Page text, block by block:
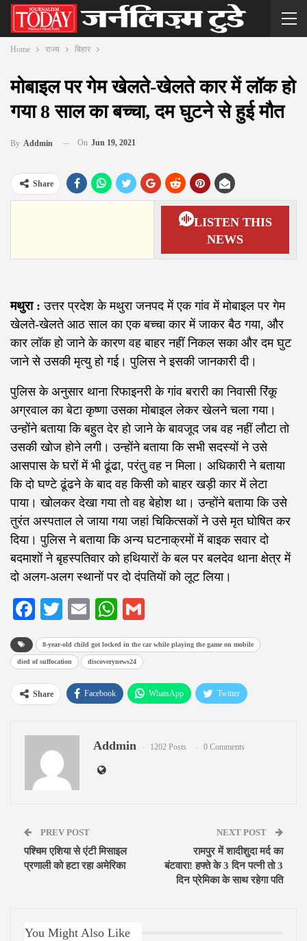
Home राज्य बिहार
मोबाइल पर गेम खेलते-खेलते कार में लॉक हो
गया 8 साल का बच्चा, दम घुटने से हुई मौत
By Addmin On Jun 19, 2021
Share
LISTEN THIS
NEWS
मथुरा : उत्तर प्रदेश के मथुरा जनपद में एक गांव में मोबाइल पर गेम
खेलते-खेलते आठ साल का एक बच्चा कार में जाकर बैठ गया, और
कार लॉक हो जाने के कारण वह बाहर नहीं निकल सका और दम घुट
जाने से उसकी मृत्यु हो गई। पुलिस ने इसकी जानकारी दी।
पुलिस के अनुसार थाना रिफाइनरी के गांव बरारी का निवासी रिंकू
अग्रवाल का बेटा कृष्णा उसका मोबाइल लेकर खेलने चला गया।
उन्होंने बताया कि बहुत देर हो जाने के बावजूद जब वह नहीं लौटा तो
उसकी खोज होने लगी। उन्होंने बताया कि सभी सदस्यों ने उसे
आसपास के घरों में भी ढूंढा, परंतु वह न मिला। अधिकारी ने बताया
कि दो घण्टे ढूंढने के बाद वह किसी को बाहर खड़ी कार में लेटा
पाया। खोलकर देखा गया तो वह बेहोश था। उन्होंने बताया कि उसे
तुरंत अस्पताल ले जाया गया जहां चिकित्सकों ने उसे मृत घोषित कर
दिया। पुलिस ने बताया कि अन्य घटनाक्रमों में बाइक सवार दो
बदमाशों ने बृहस्पतिवार को हथियारों के बल पर बलदेव थाना क्षेत्र में
दो अलग-अलग स्थानों पर दो दंपतियों को लूट लिया।
Facebook
TwitterEmailWhatsApp
8-year-old child got locked in the car while playing the game on mobile
died of suffocation discoverynews24
Share Facebook WhatsApp Twitter
Addmin 1202 Posts 0 Comments
PREV POST
पश्चिम एशिया से एंटी मिसाइल
प्रणाली को हटा रहा अमेरिका
NEXT POST
रामपुर में शादीशुदा मर्द का
बंटवारा! हफ्ते के 3 दिन पत्नी तो 3
दिन प्रेमिका के साथ रहेगा पति
You Might Also Like